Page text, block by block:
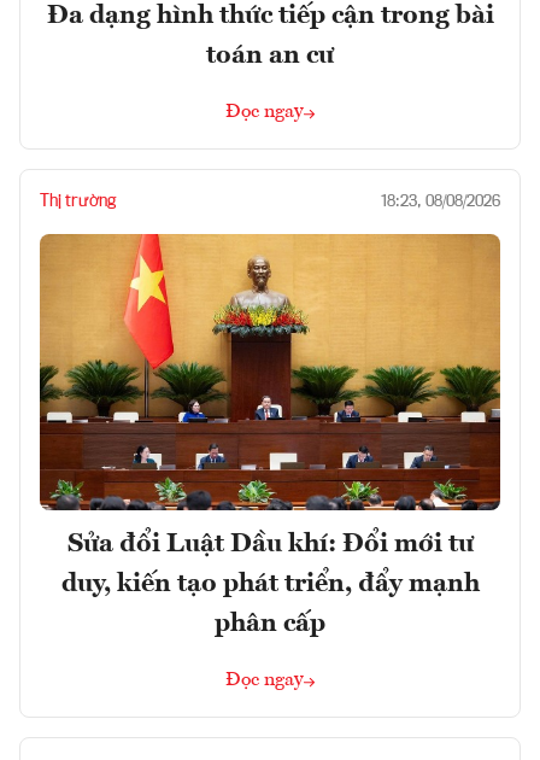
Đa dạng hình thức tiếp cận trong bài
toán an cư
Đọc ngay
Thị trường 18:23, 08/08/2026
Sửa đổi Luật Dầu khí: Đổi mới tư
duy, kiến tạo phát triển, đẩy mạnh
phân cấp
Đọc ngay